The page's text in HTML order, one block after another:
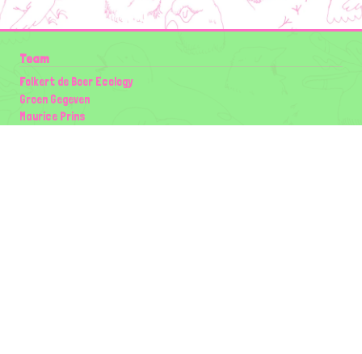
Team
Folkert de Boer Ecology
Groen Gegeven
Maurice Prins